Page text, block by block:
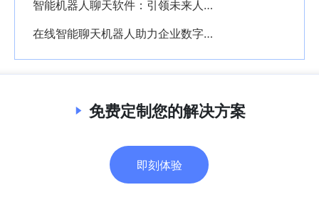
智能机器人聊天软件：引领未来人机交互的新纪元
在线智能聊天机器人助力企业数字化转型创新服务模式
免费定制您的解决方案
即刻体验